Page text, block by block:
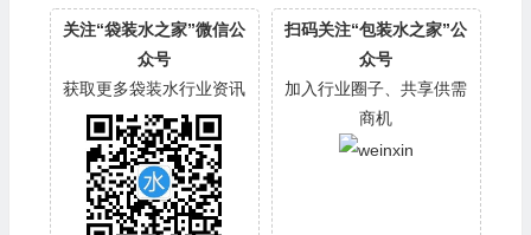
关注“袋装水之家”微信公
众号
获取更多袋装水行业资讯
扫码关注“包装水之家”公
众号
加入行业圈子、共享供需
商机